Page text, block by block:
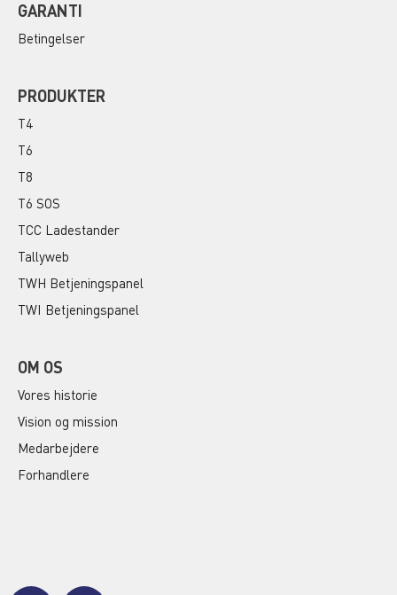
GARANTI
Betingelser
PRODUKTER
T4
T6
T8
T6 SOS
TCC Ladestander
Tallyweb
TWH Betjeningspanel
TWI Betjeningspanel
OM OS
Vores historie
Vision og mission
Medarbejdere
Forhandlere